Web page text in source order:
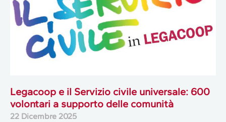
Legacoop e il Servizio civile universale: 600
volontari a supporto delle comunità
22 Dicembre 2025